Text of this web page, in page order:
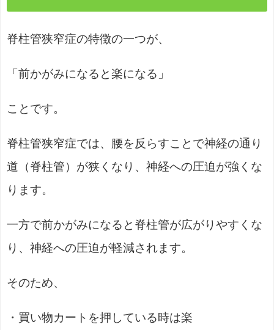
脊柱管狭窄症の特徴の一つが、
「前かがみになると楽になる」
ことです。
脊柱管狭窄症では、腰を反らすことで神経の通り
道（脊柱管）が狭くなり、神経への圧迫が強くな
ります。
一方で前かがみになると脊柱管が広がりやすくな
り、神経への圧迫が軽減されます。
そのため、
・買い物カートを押している時は楽